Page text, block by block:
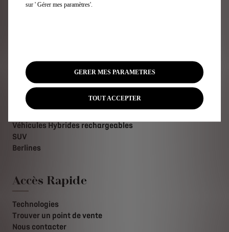
Gamme DS
Véhicules Hybrides rechargeables
SUV
Berlines
Accès Rapide
Technologies
Trouver un point de vente
Nous contacter
sur ' Gérer mes paramètres'.
GERER MES PARAMETRES
TOUT ACCEPTER